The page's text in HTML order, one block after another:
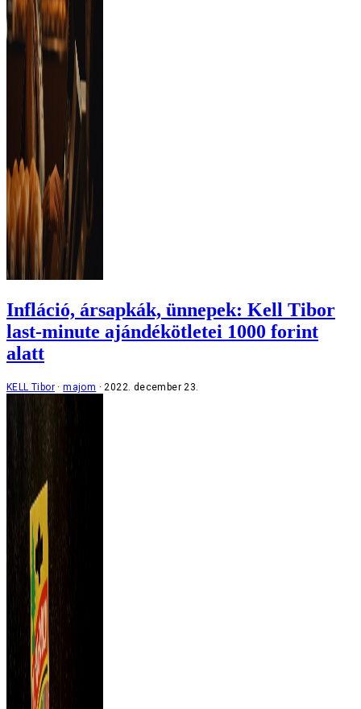
Infláció, ársapkák, ünnepek: Kell Tibor
last-minute ajándékötletei 1000 forint
alatt
KELL Tibor majom 2022. december 23.